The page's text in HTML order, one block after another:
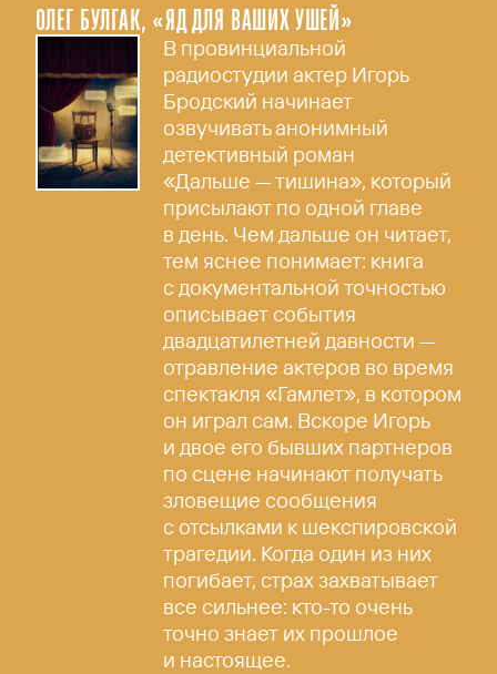
ОЛЕГ БУЛГАК, «ЯД ДЛЯ ВАШИХ УШЕЙ»
В провинциальной
радиостудии актер Игорь
Бродский начинает
озвучивать анонимный
детективный роман
«Дальше — тишина», который
присылают по одной главе
в день. Чем дальше он читает,
тем яснее понимает: книга
с документальной точностью
описывает события
двадцатилетней давности —
отравление актеров во время
спектакля «Гамлет», в котором
он играл сам. Вскоре Игорь
и двое его бывших партнеров
по сцене начинают получать
зловещие сообщения
с отсылками к шекспировской
трагедии. Когда один из них
погибает, страх захватывает
все сильнее: кто-то очень
точно знает их прошлое
и настоящее.